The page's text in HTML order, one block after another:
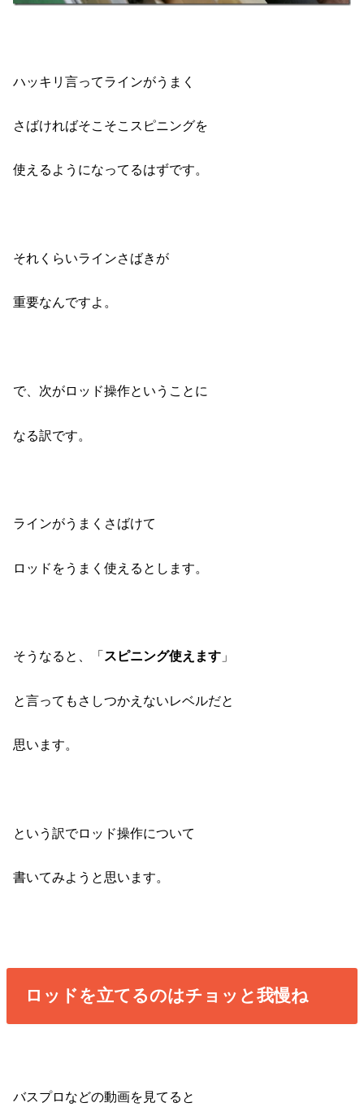
ハッキリ言ってラインがうまく
さばければそこそこスピニングを
使えるようになってるはずです。
それくらいラインさばきが
重要なんですよ。
で、次がロッド操作ということに
なる訳です。
ラインがうまくさばけて
ロッドをうまく使えるとします。
そうなると、「 スピニング使えます 」
と言ってもさしつかえないレベルだと
思います。
という訳でロッド操作について
書いてみようと思います。
ロッドを立てるのはチョッと我慢ね
バスプロなどの動画を見てると